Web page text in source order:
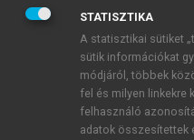
BELÉPÉS SAJÁT
ÚJ FIÓK
1 óra díjmentes
STATISZTIKA
A statisztikai sütiket
sütik információkat
módjáról, többek
fel és milyen linkekre
felhasználó
adatok összesítettek